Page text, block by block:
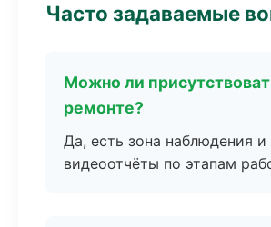
Часто задаваемые
Можно ли
ремонте?
Да, есть зона наблюдения
видеоотчёты по этапам